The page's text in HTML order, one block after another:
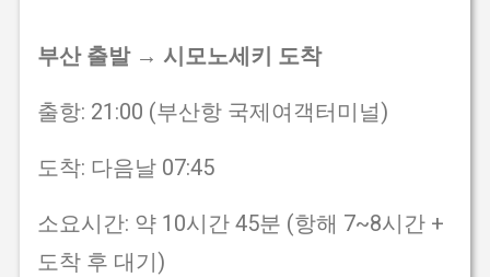
부산 출발 → 시모노세키 도착
출항: 21:00 (부산항 국제여객터미널)
도착: 다음날 07:45
소요시간: 약 10시간 45분 (항해 7~8시간 +
도착 후 대기)